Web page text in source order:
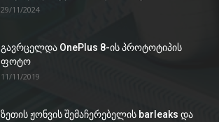
29/11/2024
გავრცელდა OnePlus 8-ის პროტოტიპის
ფოტო
11/11/2019
ზეთის ჟონვის შემაჩერებელის barleaks და